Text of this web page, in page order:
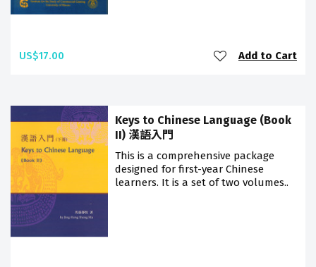
US$17.00 Add to Cart
Keys to Chinese Language (Book
II) 漢語入門
This is a comprehensive package
designed for first-year Chinese
learners. It is a set of two volumes..